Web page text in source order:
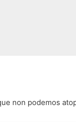
non podemos